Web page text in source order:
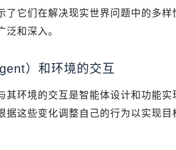
了它们在解决现实世界问题中的多
泛和深入。
）和环境的交互
其环境的交互是智能体设计和功能
据这些变化调整自己的行为以实现